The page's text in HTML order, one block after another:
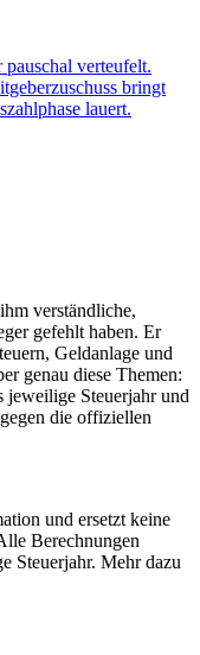
verteufelt.
bringt
lauert.
verständliche,
gefehlt haben. Er
Geldanlage und
genau diese Themen:
jeweilige Steuerjahr und
die offiziellen
und ersetzt keine
Berechnungen
Steuerjahr. Mehr dazu